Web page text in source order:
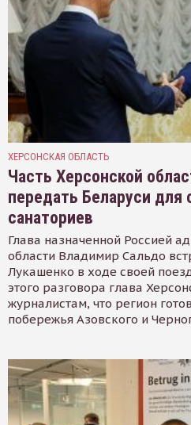
ХЕРСОНСКАЯ ОБЛАСТЬ
Часть Херсонской
передать Беларуси для
санаториев
Глава назначенной Россией
области Владимир Сальдо
Лукашенко в ходе своей
этого разговора глава
журналистам, что регион
побережья Азовского и